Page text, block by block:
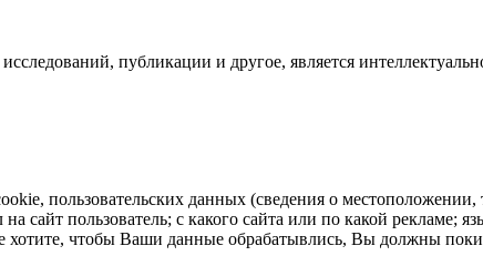
публикации и другое, является
пользовательских данных (сведения о
сайт пользователь; с какого сайта или по какой рекламе;
хотите, чтобы Ваши данные обрабатывлись, Вы должны